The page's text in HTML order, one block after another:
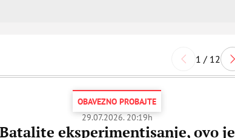
1 / 12
OBAVEZNO PROBAJTE
29.07.2026. 20:19h
eksperimentisanje, ovo je